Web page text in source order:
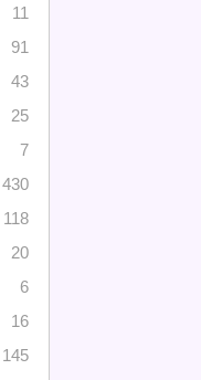
11
91
43
25
7
430
118
20
6
16
145